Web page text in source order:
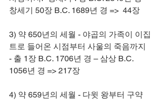
창세기 50장 B.C. 1689년 경 =>  44장
3) 약 650년의 세월 - 야곱의 가족이 이집
트로 들어온 시점부터 사울의 죽음까지
- 출 1장 B.C. 1706년 경 – 삼상 B.C.
1056년 경 => 217장
4) 약 659년의 세월 - 다윗 왕부터 구약